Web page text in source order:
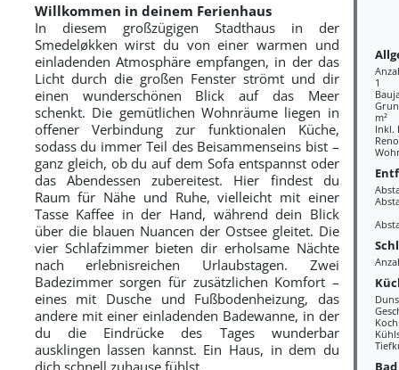
1
m²
Inkl.
Bad
Willkommen in deinem Ferienhaus
In diesem großzügigen Stadthaus in der
Smedeløkken wirst du von einer warmen und
einladenden Atmosphäre empfangen, in der das
Licht durch die großen Fenster strömt und dir
einen wunderschönen Blick auf das Meer
schenkt. Die gemütlichen Wohnräume liegen in
offener Verbindung zur funktionalen Küche,
sodass du immer Teil des Beisammenseins bist –
ganz gleich, ob du auf dem Sofa entspannst oder
das Abendessen zubereitest. Hier findest du
Raum für Nähe und Ruhe, vielleicht mit einer
Tasse Kaffee in der Hand, während dein Blick
über die blauen Nuancen der Ostsee gleitet. Die
vier Schlafzimmer bieten dir erholsame Nächte
nach erlebnisreichen Urlaubstagen. Zwei
Badezimmer sorgen für zusätzlichen Komfort –
eines mit Dusche und Fußbodenheizung, das
andere mit einer einladenden Badewanne, in der
du die Eindrücke des Tages wunderbar
ausklingen lassen kannst. Ein Haus, in dem du
dich schnell zuhause fühlst.